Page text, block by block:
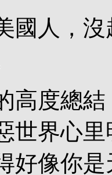
國人，
高度總
世界心里
好像你